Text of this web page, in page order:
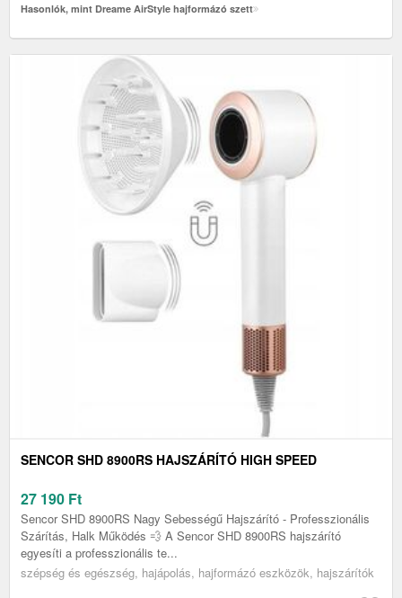
Hasonlók, mint Dreame AirStyle hajformázó szett
SENCOR SHD 8900RS HAJSZÁRÍTÓ HIGH SPEED
27 190 Ft
Sencor SHD 8900RS Nagy Sebességű Hajszárító - Professzionális
Szárítás, Halk Működés 💨 A Sencor SHD 8900RS hajszárító
egyesíti a professzionális te...
szépség és egészség, hajápolás, hajformázó eszközök, hajszárítók